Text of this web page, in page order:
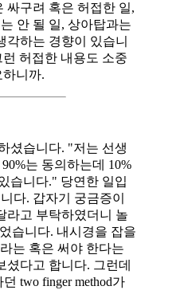
싸구려 혹은 허접한 일,
안 될 일, 상아탑과는
각하는 경향이 있습니
허접한 내용도 소중
니까.
셨습니다. "저는 선생
는 동의하는데 10%
습니다." 당연한 일입
다. 갑자기 궁금증이
라고 부탁하였더니 놀
습니다. 내시경을 잡을
는 혹은 써야 한다는
셨다고 합니다. 그런데
two finger method가